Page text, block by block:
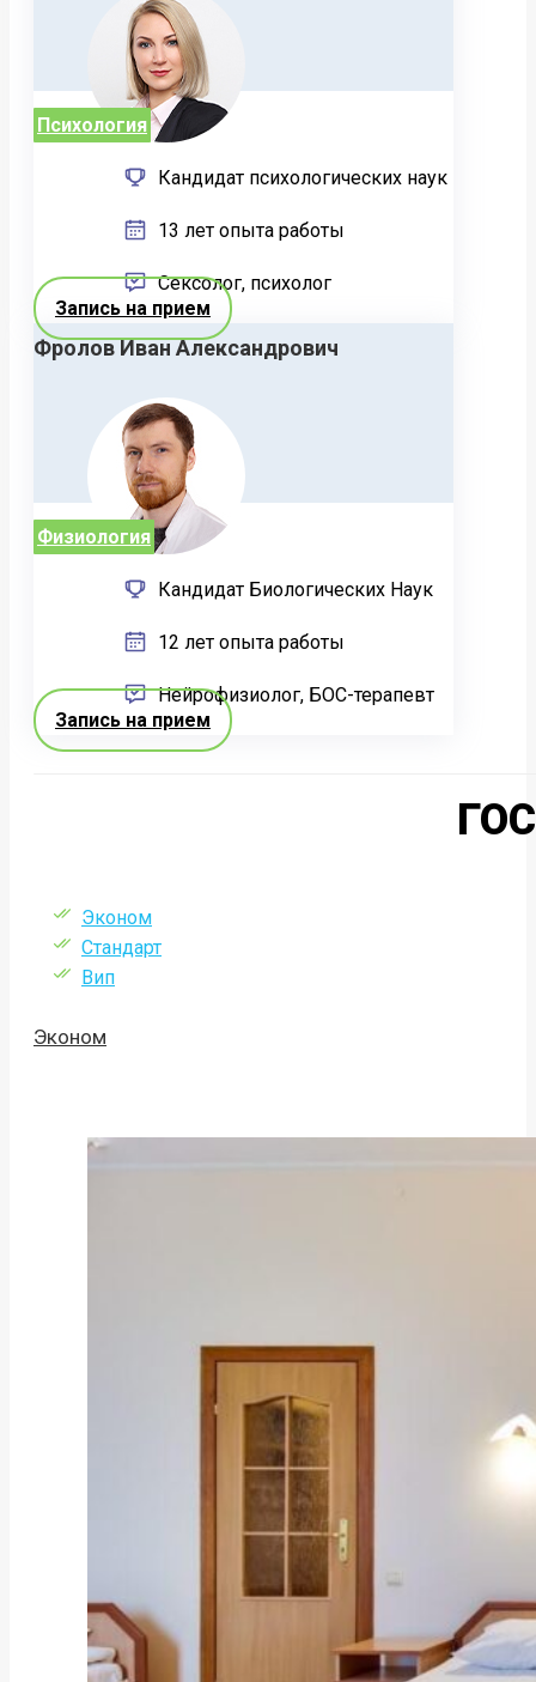
Психология
Кандидат психологических наук
13 лет опыта работы
Сексолог, психолог
Запись на прием
Фролов Иван Александрович
Физиология
Кандидат Биологических Наук
12 лет опыта работы
Нейрофизиолог, БОС-терапевт
Запись на прием
Эконом
Стандарт
Вип
Эконом